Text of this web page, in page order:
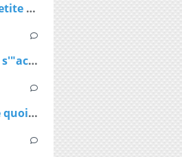
Coronavirus : Comment une petite station de ski autrichienne a accéléré la propagation du virus
La propagation de la COVID-19 s'"accélère" au Royaume-Uni
Netflix, Disney+, Apple TV... De quoi passer du bon temps pendant le confinement